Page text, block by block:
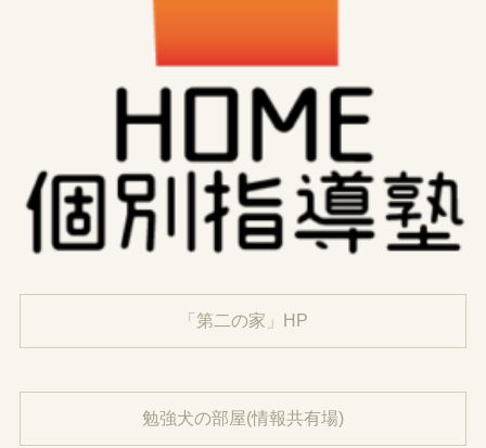
「第二の家」HP
勉強犬の部屋(情報共有場)